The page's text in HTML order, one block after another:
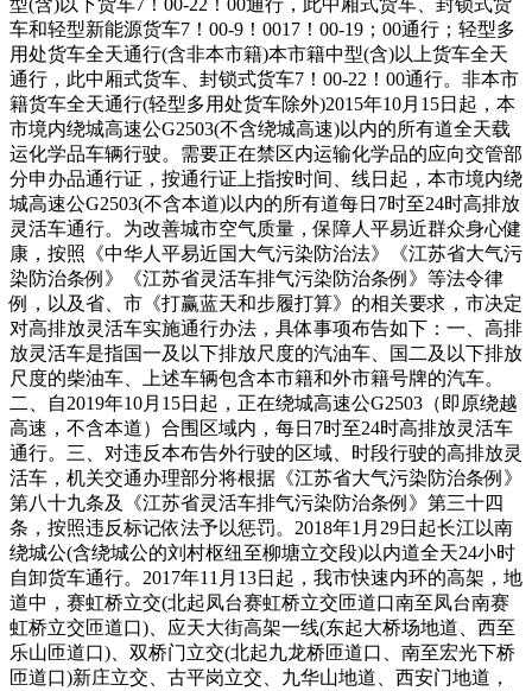
型(含)以下货车7！00-22！00通行，此中厢式货车、封锁式货
车和轻型新能源货车7！00-9！0017！00-19；00通行；轻型多
用处货车全天通行(含非本市籍)本市籍中型(含)以上货车全天
通行，此中厢式货车、封锁式货车7！00-22！00通行。非本市
籍货车全天通行(轻型多用处货车除外)2015年10月15日起，本
市境内绕城高速公G2503(不含绕城高速)以内的所有道全天载
运化学品车辆行驶。需要正在禁区内运输化学品的应向交管部
分申办品通行证，按通行证上指按时间、线日起，本市境内绕
城高速公G2503(不含本道)以内的所有道每日7时至24时高排放
灵活车通行。为改善城市空气质量，保障人平易近群众身心健
康，按照《中华人平易近国大气污染防治法》《江苏省大气污
染防治条例》《江苏省灵活车排气污染防治条例》等法令律
例，以及省、市《打赢蓝天和步履打算》的相关要求，市决定
对高排放灵活车实施通行办法，具体事项布告如下：一、高排
放灵活车是指国一及以下排放尺度的汽油车、国二及以下排放
尺度的柴油车、上述车辆包含本市籍和外市籍号牌的汽车。
二、自2019年10月15日起，正在绕城高速公G2503（即原绕越
高速，不含本道）合围区域内，每日7时至24时高排放灵活车
通行。三、对违反本布告外行驶的区域、时段行驶的高排放灵
活车，机关交通办理部分将根据《江苏省大气污染防治条例》
第八十九条及《江苏省灵活车排气污染防治条例》第三十四
条，按照违反标记依法予以惩罚。2018年1月29日起长江以南
绕城公(含绕城公的刘村枢纽至柳塘立交段)以内道全天24小时
自卸货车通行。2017年11月13日起，我市快速内环的高架，地
道中，赛虹桥立交(北起凤台赛虹桥立交匝道口南至凤台南赛
虹桥立交匝道口)、应天大街高架一线(东起大桥场地道、西至
乐山匝道口)、双桥门立交(北起九龙桥匝道口、南至宏光下桥
匝道口)新庄立交、古平岗立交、九华山地道、西安门地道，